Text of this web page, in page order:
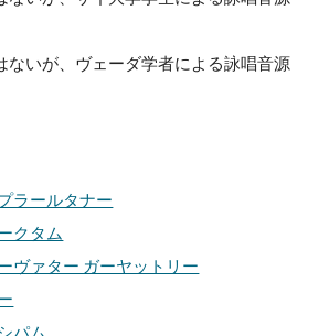
いが、ヴェーダ学者による詠唱音源
ラールタナー
クタム
ヴァター ガーヤットリー
パム